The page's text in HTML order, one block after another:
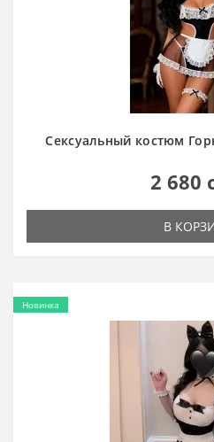
Сексуальный костюм
2 680
В
Новинка